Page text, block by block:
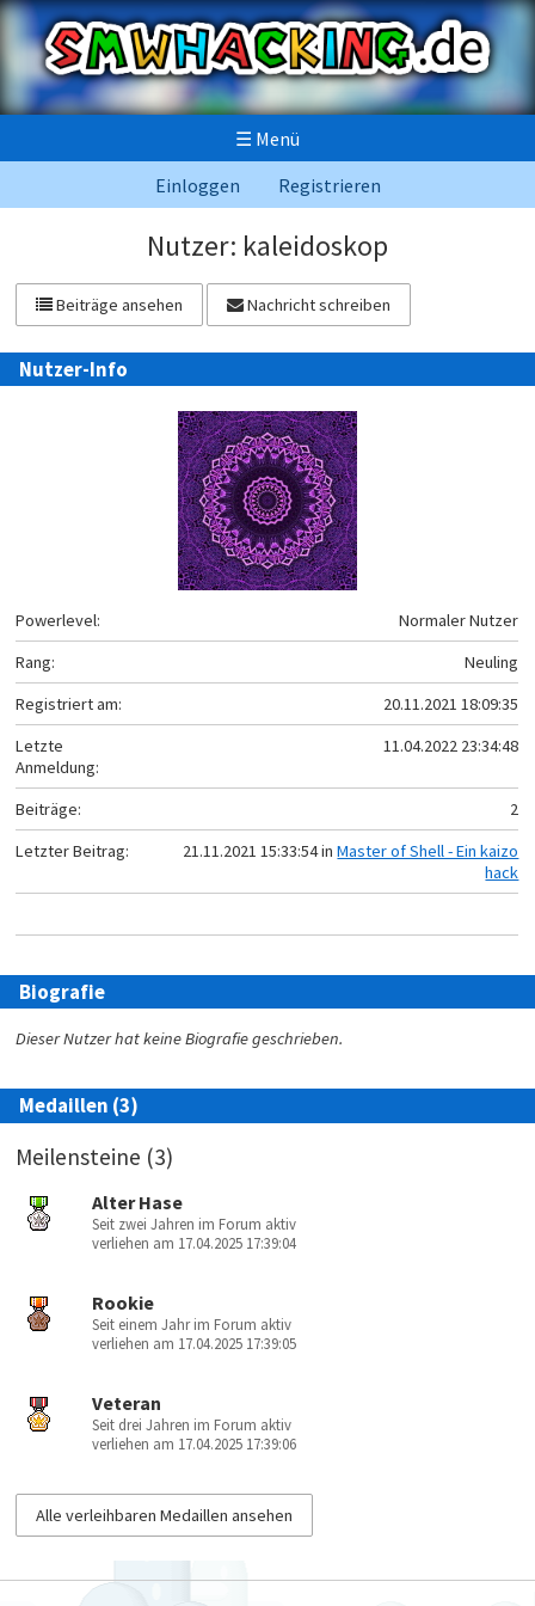
☰ Menü
Einloggen
Registrieren
Nutzer: kaleidoskop
Beiträge ansehen Nachricht schreiben
Nutzer-Info
Powerlevel:
Normaler Nutzer
Rang:
Neuling
Registriert am:
20.11.2021 18:09:35
Letzte
Anmeldung:
11.04.2022 23:34:48
Beiträge:
2
Letzter Beitrag:
21.11.2021 15:33:54 inMaster of Shell - Ein kaizo
hack
Biografie
Dieser Nutzer hat keine Biografie geschrieben.
Medaillen (3)
Meilensteine (3)
Alter Hase
Seit zwei Jahren im Forum aktiv
verliehen am 17.04.2025 17:39:04
Rookie
Seit einem Jahr im Forum aktiv
verliehen am 17.04.2025 17:39:05
Veteran
Seit drei Jahren im Forum aktiv
verliehen am 17.04.2025 17:39:06
Alle verleihbaren Medaillen ansehen